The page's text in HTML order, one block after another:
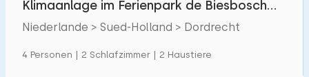
Kindereinrichtungen im Park
Zugänglichkeit
Klimaanlage im Ferienpark de Biesbosch
bei Dordrecht
Niederlande > Sued-Holland > Dordrecht
4 Personen | 2 Schlafzimmer | 2 Haustiere